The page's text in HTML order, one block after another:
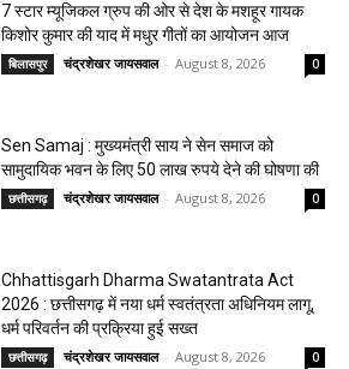
7 स्टार म्यूजिकल ग्रुप की ओर से देश के मशहूर गायक
किशोर कुमार की याद में मधुर गीतों का आयोजन आज
बिलासपुर चंद्रशेखर जायसवाल - August 8, 2026 0
Sen Samaj : मुख्यमंत्री साय ने सेन समाज को
सामुदायिक भवन के लिए 50 लाख रुपये देने की घोषणा की
छत्तीसगढ़ चंद्रशेखर जायसवाल - August 8, 2026 0
Chhattisgarh Dharma Swatantrata Act
2026 : छत्तीसगढ़ में नया धर्म स्वतंत्रता अधिनियम लागू,
धर्म परिवर्तन की प्रक्रिया हुई सख्त
छत्तीसगढ़ चंद्रशेखर जायसवाल - August 8, 2026 0